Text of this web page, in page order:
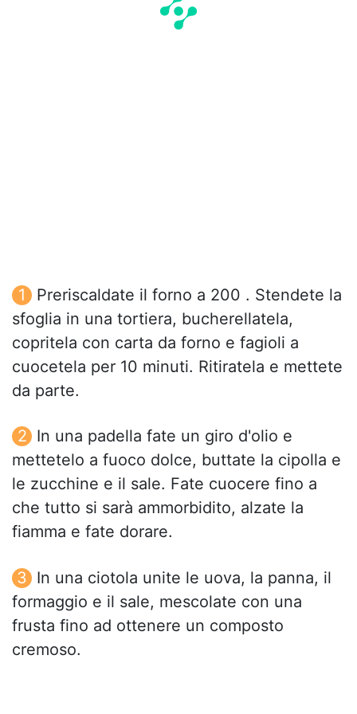
Preriscaldate il forno a 200 . Stendete la
sfoglia in una tortiera, bucherellatela,
copritela con carta da forno e fagioli a
cuocetela per 10 minuti. Ritiratela e mettete
da parte.
In una padella fate un giro d'olio e
mettetelo a fuoco dolce, buttate la cipolla e
le zucchine e il sale. Fate cuocere fino a
che tutto si sarà ammorbidito, alzate la
fiamma e fate dorare.
In una ciotola unite le uova, la panna, il
formaggio e il sale, mescolate con una
frusta fino ad ottenere un composto
cremoso.